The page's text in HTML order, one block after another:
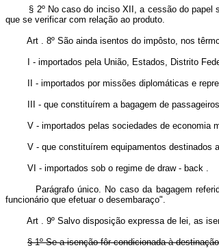
§ 2º No caso do inciso XII, a cessão do papel só
que se verificar com relação ao produto.
Art . 8º São ainda isentos do impôsto, nos
I - importados pela União, Estados, Distrito
II - importados por missões diplomáticas e
III - que constituírem a bagagem de
V - importados pelas sociedades de economia
V - que constituírem equipamentos destinados
VI - importados sob o regime de draw - back .
Parágrafo único. No caso da bagagem referida
funcionário que efetuar o desembaraço".
Art . 9º Salvo disposição expressa de lei, as
§ 1º Se a isenção fôr condicionada à